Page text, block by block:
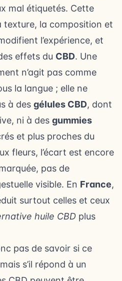
mal étiquetés. Cette
texture, la composition et
l’expérience, et
effets du CBD. Une
n’agit pas comme
la langue ; elle ne
à des gélules CBD, dont
ni à des gummies
et plus proches du
fleurs, l’écart est encore
pas de
visible. En France,
surtout celles et ceux
huile CBD plus
pas de savoir si ce
s’il répond à un